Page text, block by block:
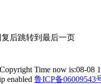
复后跳转到最后一页
Copyright Time now is:08-08
enabled 鲁ICP备06009543